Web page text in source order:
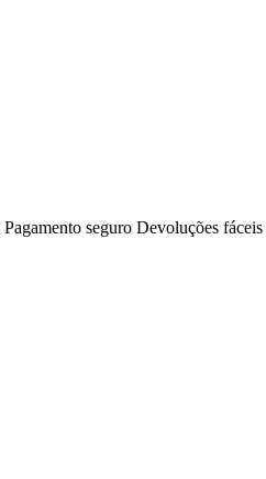
Pagamento seguro Devoluções fáceis